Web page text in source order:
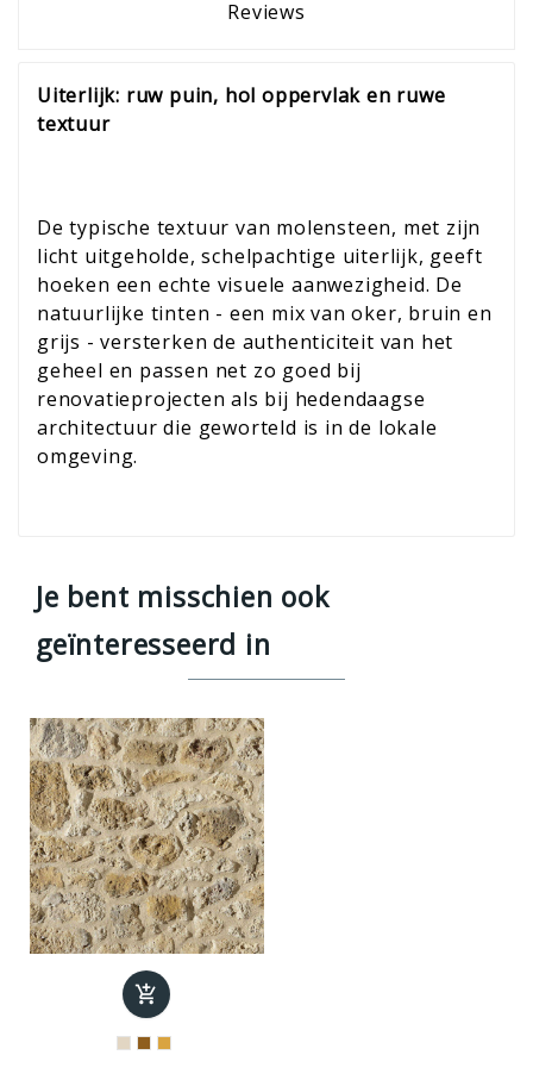
Reviews
Uiterlijk: ruw puin, hol oppervlak en ruwe
textuur
De typische textuur van molensteen, met zijn
licht uitgeholde, schelpachtige uiterlijk, geeft
hoeken een echte visuele aanwezigheid. De
natuurlijke tinten - een mix van oker, bruin en
grijs - versterken de authenticiteit van het
geheel en passen net zo goed bij
renovatieprojecten als bij hedendaagse
architectuur die geworteld is in de lokale
omgeving.
Je bent misschien ook
geïnteresseerd in
